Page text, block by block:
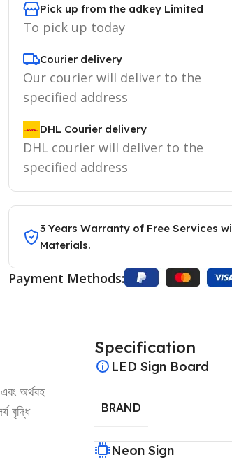
Pick up from the adkey Limited
To pick up today
Courier delivery
Our courier will deliver to the
specified address
DHL Courier delivery
DHL courier will deliver to the
specified address
3 Years Warranty of Free Services
Materials.
Payment Methods:
অর্থবহ
বৃদ্ধি
Specification
LED Sign Board
BRAND
Neon Sign